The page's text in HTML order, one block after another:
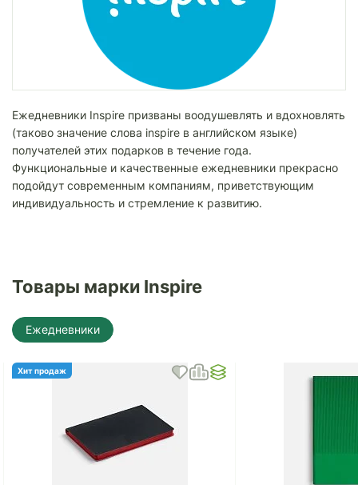
Ежедневники Inspire призваны воодушевлять и вдохновлять
(таково значение слова inspire в английском языке)
получателей этих подарков в течение года.
Функциональные и качественные ежедневники прекрасно
подойдут современным компаниям, приветствующим
индивидуальность и стремление к развитию.
Товары марки Inspire
Ежедневники
Хит продаж